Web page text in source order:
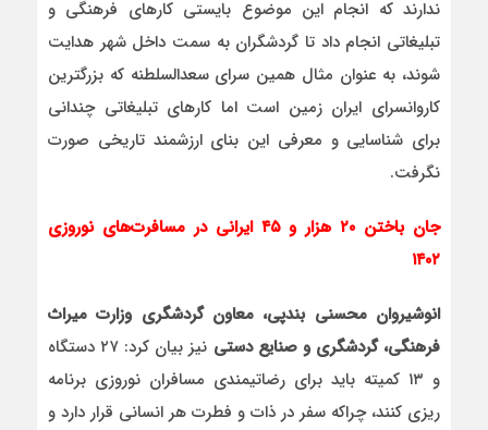
ندارند که انجام این موضوع بایستی کارهای فرهنگی و
تبلیغاتی انجام داد تا گردشگران به سمت داخل شهر هدایت
شوند، به عنوان مثال همین سرای سعدالسلطنه که بزرگترین
کاروانسرای ایران زمین است اما کارهای تبلیغاتی چندانی
برای شناسایی و معرفی این بنای ارزشمند تاریخی صورت
نگرفت.
جان باختن ۲۰ هزار و ۴۵ ایرانی در مسافرت‌‌های نوروزی
۱۴۰۲
انوشیروان محسنی بندپی، معاون گردشگری وزارت میراث
فرهنگی، گردشگری و صنایع دستی
نیز بیان کرد: ۲۷ دستگاه
و ۱۳ کمیته باید برای رضاتیمندی مسافران نوروزی برنامه
ریزی کنند، چراکه سفر در ذات و فطرت هر انسانی قرار دارد و